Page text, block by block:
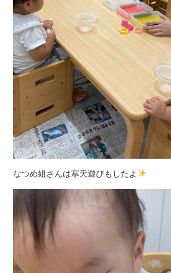
なつめ組さんは寒天遊びもしたよ